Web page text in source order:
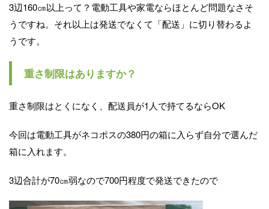
3辺160㎝以上って？電動工具や家電ならほとんど問題なさそ
うですね。それ以上は発送でなくて「配送」に切り替わるよ
うです。
重さ制限はありますか？
重さ制限はとくになく、配送員が1人で持てるならOK
今回は電動工具がネコポスの380円の箱に入らず自分で選んだ
箱に入れます。
3辺合計が70㎝弱なので700円程度で発送できたので